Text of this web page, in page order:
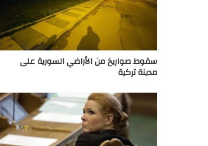
سقوط صواريخ من الأراضي السورية على
مدينة تركية